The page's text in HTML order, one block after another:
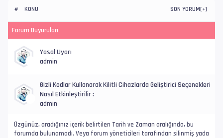
# KONU SON YORUM[+]
Forum Duyuruları
Yasal Uyarı
admin
Gizli Kodlar Kullanarak Kilitli Cihazlarda Geliştirici Seçenekleri
Nasıl Etkinleştirilir :
admin
Üzgünüz, aradığınız içerik belirtilen Tarih ve Zaman aralığında, bu
forumda bulunamadı. Veya forum yöneticileri tarafından silinmiş yada